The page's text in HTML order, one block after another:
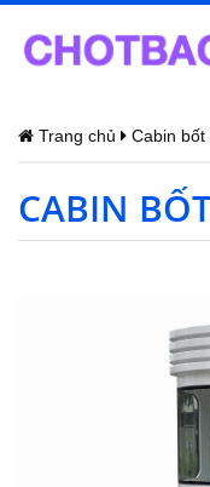
Trang chủ Cabin bốt
CABIN